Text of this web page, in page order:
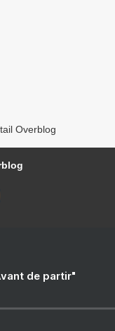
Overblog
de partir"